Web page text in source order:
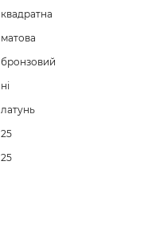
квадратна
матова
бронзовий
ні
латунь
25
25